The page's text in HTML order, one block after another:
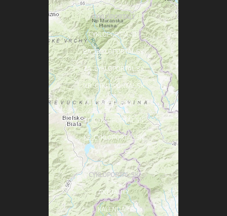
CYKLOPORTALY
CYKLOPORTAL.SK
BA .CYKLOPORTAL.SK
ZA .CYKLOPORTAL.SK
NR .CYKLOPORTAL.SK
TN .CYKLOPORTAL.SK
TT .CYKLOPORTAL.SK
KE .CYKLOPORTAL.SK
CYKLOPORTAL.SK
AKTUALITY
KALENDÁR